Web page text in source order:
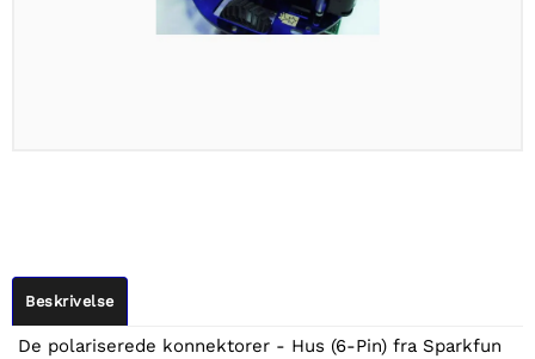
Beskrivelse
De polariserede konnektorer - Hus (6-Pin) fra Sparkfun